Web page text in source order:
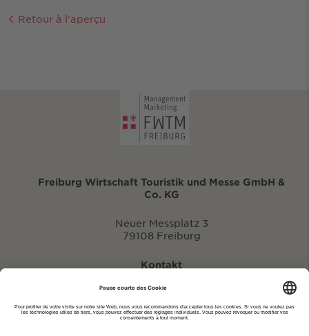
Retour à l'aperçu
Freiburg Wirtschaft Touristik und Messe GmbH &
Co. KG
Neuer Messplatz 3
79108 Freiburg
Kontakt
eventportal@fwtm.de